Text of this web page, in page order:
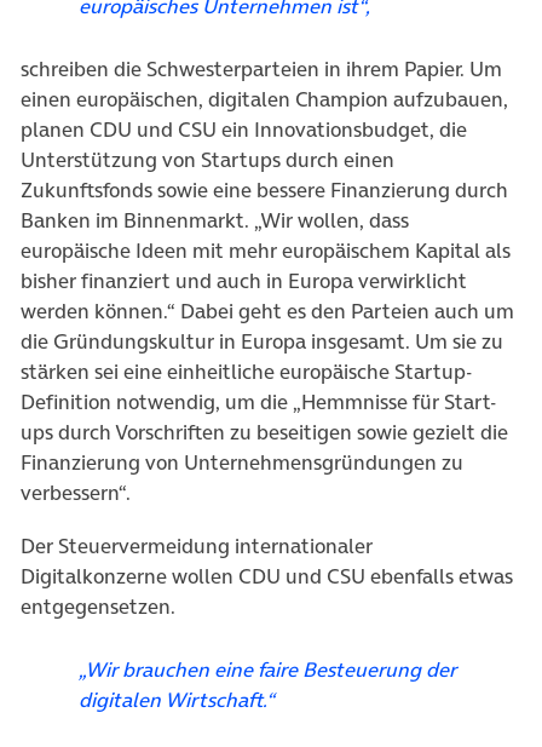
schreiben die Schwesterparteien in ihrem Papier. Um
einen europäischen, digitalen Champion aufzubauen,
planen CDU und CSU ein Innovationsbudget, die
Unterstützung von Startups durch einen
Zukunftsfonds sowie eine bessere Finanzierung durch
Banken im Binnenmarkt. „Wir wollen, dass
europäische Ideen mit mehr europäischem Kapital als
bisher finanziert und auch in Europa verwirklicht
werden können.“ Dabei geht es den Parteien auch um
die Gründungskultur in Europa insgesamt. Um sie zu
stärken sei eine einheitliche europäische Startup-
Definition notwendig, um die „Hemmnisse für Start-
ups durch Vorschriften zu beseitigen sowie gezielt die
Finanzierung von Unternehmensgründungen zu
verbessern“.
Der Steuervermeidung internationaler
Digitalkonzerne wollen CDU und CSU ebenfalls etwas
entgegensetzen.
„Wir brauchen eine faire Besteuerung der
digitalen Wirtschaft.“